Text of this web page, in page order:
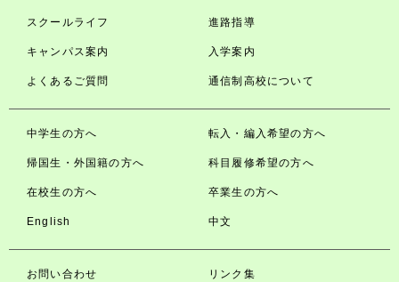
スクールライフ 進路指導
キャンパス案内 入学案内
よくあるご質問 通信制高校について
中学生の方へ 転入・編入希望の方へ
帰国生・外国籍の方へ 科目履修希望の方へ
在校生の方へ 卒業生の方へ
English 中文
お問い合わせ リンク集